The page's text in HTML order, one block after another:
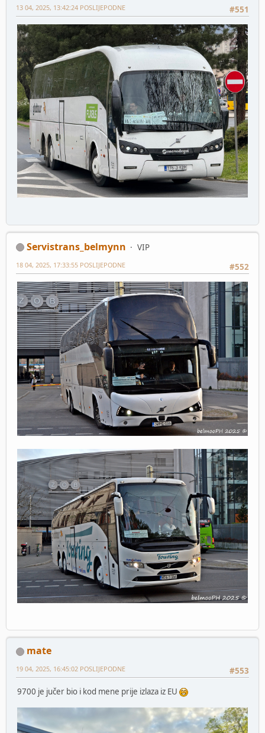
#551
13 04, 2025, 13:42:24 POSLIJEPODNE
Servistrans_belmynn
VIP
#552
18 04, 2025, 17:33:55 POSLIJEPODNE
mate
#553
19 04, 2025, 16:45:02 POSLIJEPODNE
9700 je jučer bio i kod mene prije izlaza iz EU